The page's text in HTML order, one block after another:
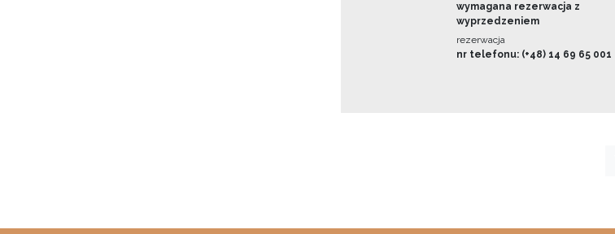
wymagana rezerwacja z
wyprzedzeniem
rezerwacja
nr telefonu: (+48) 14 69 65 001